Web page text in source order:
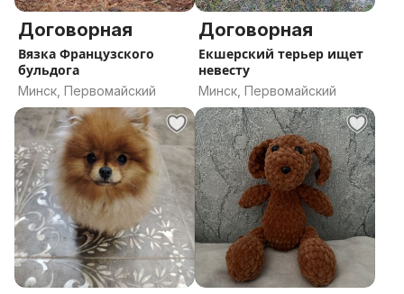
Договорная
Вязка Французского
бульдога
Минск, Первомайский
Договорная
Екшерский терьер ищет
невесту
Минск, Первомайский